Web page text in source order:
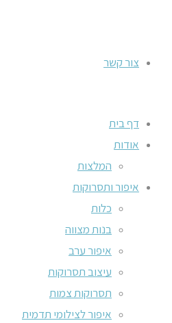
צור קשר
דף בית
אודות
המלצות
איפור ותסרוקות
כלות
בנות מצווה
איפור ערב
עיצוב תסרוקות
תסרוקות צמות
איפור לצילומי תדמית